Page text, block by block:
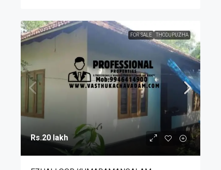
FOR SALE THODUPUZHA
Rs.20 lakh